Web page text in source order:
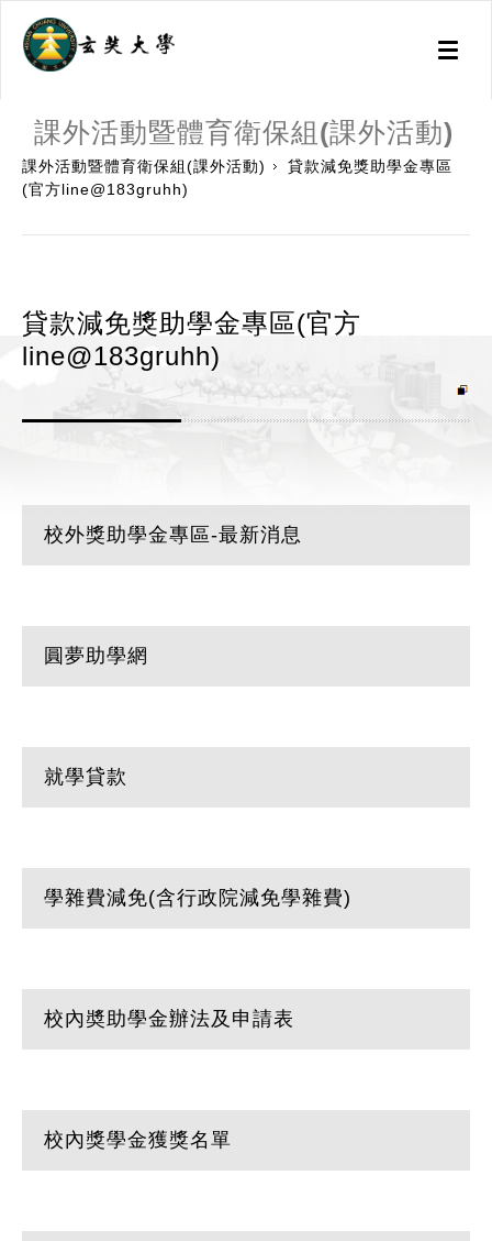
Toggle
課外活動暨體育衛保組(課外活動)
課外活動暨體育衛保組(課外活動)
貸款減免獎助學金專區
(官方line@183gruhh)
貸款減免獎助學金專區(官方
line@183gruhh)
校外獎助學金專區-最新消息
圓夢助學網
就學貸款
學雜費減免(含行政院減免學雜費)
校內奬助學金辦法及申請表
校內獎學金獲獎名單